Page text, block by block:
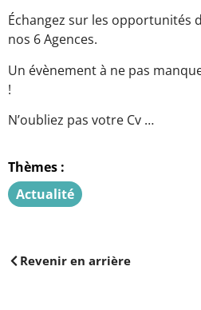
Échangez sur les opportunités
nos 6 Agences.
Un évènement à ne pas
!
N’oubliez pas votre Cv …
Thèmes :
Actualité
Revenir en arrière